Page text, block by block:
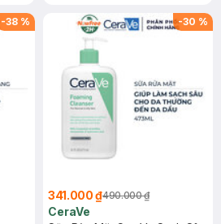
-38 % -30 %
341.000 ₫490.000 ₫
CeraVe